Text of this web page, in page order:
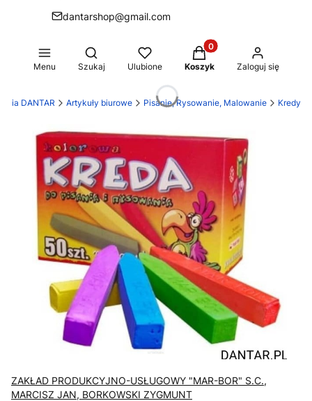
dantarshop@gmail.com
Menu
Otwórz wyszukiwarkę
Szukaj Ulubione
Produkty w koszyku:
Koszyk Zaloguj się
DANTAR Artykuły biurowe Pisanie, Rysowanie, Malowanie Kredy
ZAKŁAD PRODUKCYJNO-USŁUGOWY "MAR-BOR" S.C.,
MARCISZ JAN, BORKOWSKI ZYGMUNT